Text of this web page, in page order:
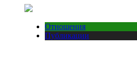
Отношения
Публикации